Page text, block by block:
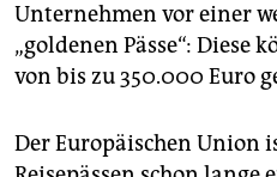
Unternehmen vor einer
„goldenen Pässe“: Diese
von bis zu 350.000 Euro
Der Europäischen Union